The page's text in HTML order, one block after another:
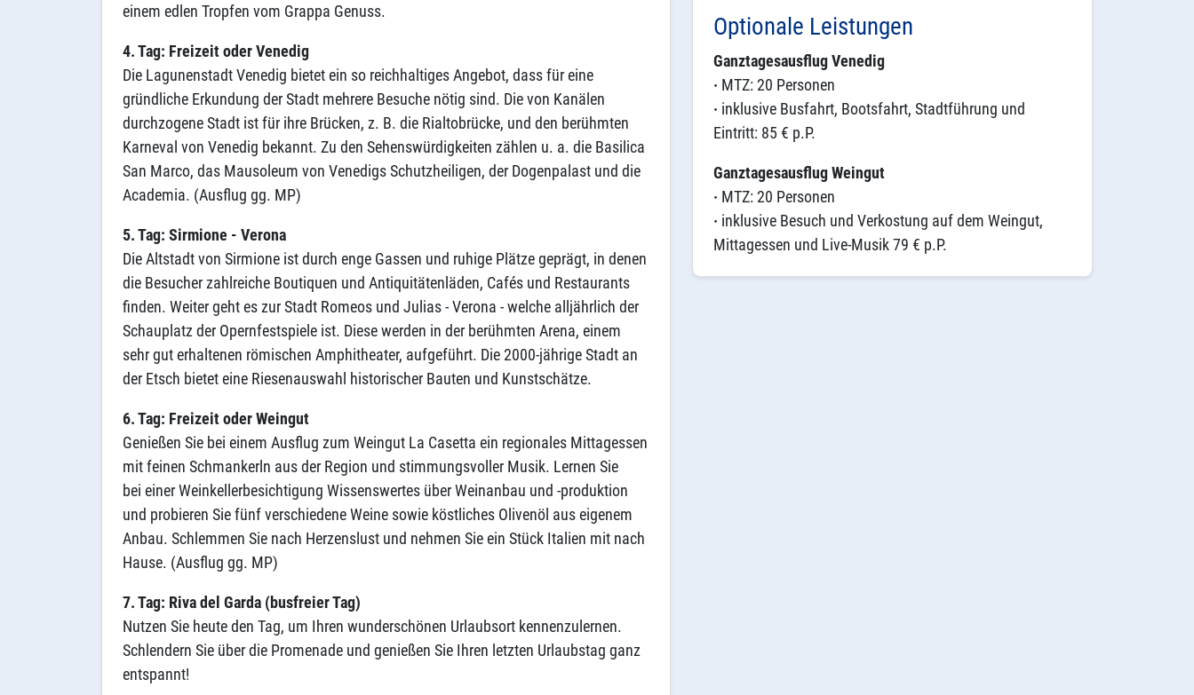
einem edlen Tropfen vom Grappa Genuss.
4. Tag: Freizeit oder Venedig
Die Lagunenstadt Venedig bietet ein so reichhaltiges Angebot, dass für eine
gründliche Erkundung der Stadt mehrere Besuche nötig sind. Die von Kanälen
durchzogene Stadt ist für ihre Brücken, z. B. die Rialtobrücke, und den berühmten
Karneval von Venedig bekannt. Zu den Sehenswürdigkeiten zählen u. a. die Basilica
San Marco, das Mausoleum von Venedigs Schutzheiligen, der Dogenpalast und die
Academia. (Ausflug gg. MP)
5. Tag: Sirmione - Verona
Die Altstadt von Sirmione ist durch enge Gassen und ruhige Plätze geprägt, in denen
die Besucher zahlreiche Boutiquen und Antiquitätenläden, Cafés und Restaurants
finden. Weiter geht es zur Stadt Romeos und Julias - Verona - welche alljährlich der
Schauplatz der Opernfestspiele ist. Diese werden in der berühmten Arena, einem
sehr gut erhaltenen römischen Amphitheater, aufgeführt. Die 2000-jährige Stadt an
der Etsch bietet eine Riesenauswahl historischer Bauten und Kunstschätze.
6. Tag: Freizeit oder Weingut
Genießen Sie bei einem Ausflug zum Weingut La Casetta ein regionales Mittagessen
mit feinen Schmankerln aus der Region und stimmungsvoller Musik. Lernen Sie
bei einer Weinkellerbesichtigung Wissenswertes über Weinanbau und -produktion
und probieren Sie fünf verschiedene Weine sowie köstliches Olivenöl aus eigenem
Anbau. Schlemmen Sie nach Herzenslust und nehmen Sie ein Stück Italien mit nach
Hause. (Ausflug gg. MP)
7. Tag: Riva del Garda (busfreier Tag)
Nutzen Sie heute den Tag, um Ihren wunderschönen Urlaubsort kennenzulernen.
Schlendern Sie über die Promenade und genießen Sie Ihren letzten Urlaubstag ganz
entspannt!
Optionale Leistungen
Ganztagesausflug Venedig
· MTZ: 20 Personen
· inklusive Busfahrt, Bootsfahrt, Stadtführung und
Eintritt: 85 € p.P.
Ganztagesausflug Weingut
· MTZ: 20 Personen
· inklusive Besuch und Verkostung auf dem Weingut,
Mittagessen und Live-Musik 79 € p.P.